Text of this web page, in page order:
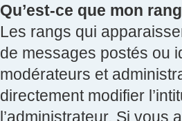
Qu’est-ce que mon
Les rangs qui
de messages postés ou
modérateurs et
directement modifier
l’administrateur. Si vous